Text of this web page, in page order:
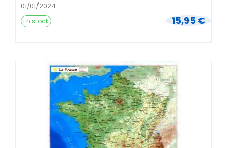
01/01/2024
15,95 €
En stock